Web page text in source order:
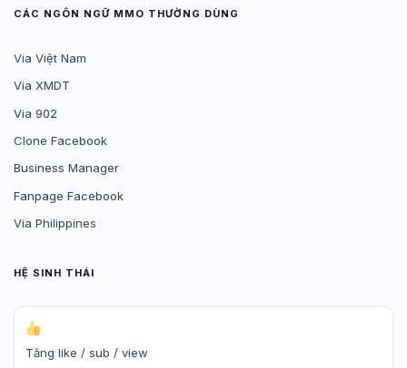
CÁC NGÔN NGỮ MMO THƯỜNG DÙNG
Via Việt Nam
Via XMDT
Via 902
Clone Facebook
Business Manager
Fanpage Facebook
Via Philippines
HỆ SINH THÁI
Tăng like / sub / view